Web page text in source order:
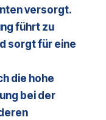
versorgt.
führt zu
sorgt für eine
die hohe
bei der